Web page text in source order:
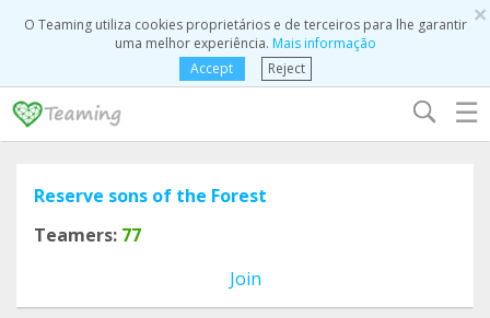
×
O Teaming utiliza cookies proprietários e de terceiros para lhe garantir
uma melhor experiência. Mais informação
Accept
Reject
☰
Reserve sons of the Forest
Teamers: 77
Join